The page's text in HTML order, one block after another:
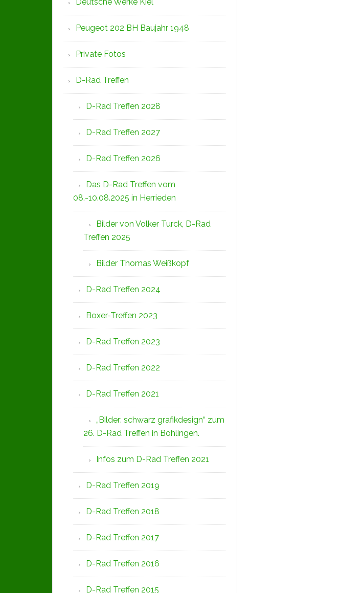
Peugeot 202 BH Baujahr 1948
Private Fotos
D-Rad Treffen
D-Rad Treffen 2028
D-Rad Treffen 2027
D-Rad Treffen 2026
Das D-Rad Treffen vom
08.-10.08.2025 in Herrieden
Bilder von Volker Turck, D-Rad
Treffen 2025
Bilder Thomas Weißkopf
D-Rad Treffen 2024
Boxer-Treffen 2023
D-Rad Treffen 2023
D-Rad Treffen 2022
D-Rad Treffen 2021
„Bilder: schwarz grafikdesign“ zum
26. D-Rad Treffen in Bohlingen.
Infos zum D-Rad Treffen 2021
D-Rad Treffen 2019
D-Rad Treffen 2018
D-Rad Treffen 2017
D-Rad Treffen 2016
D-Rad Treffen 2015